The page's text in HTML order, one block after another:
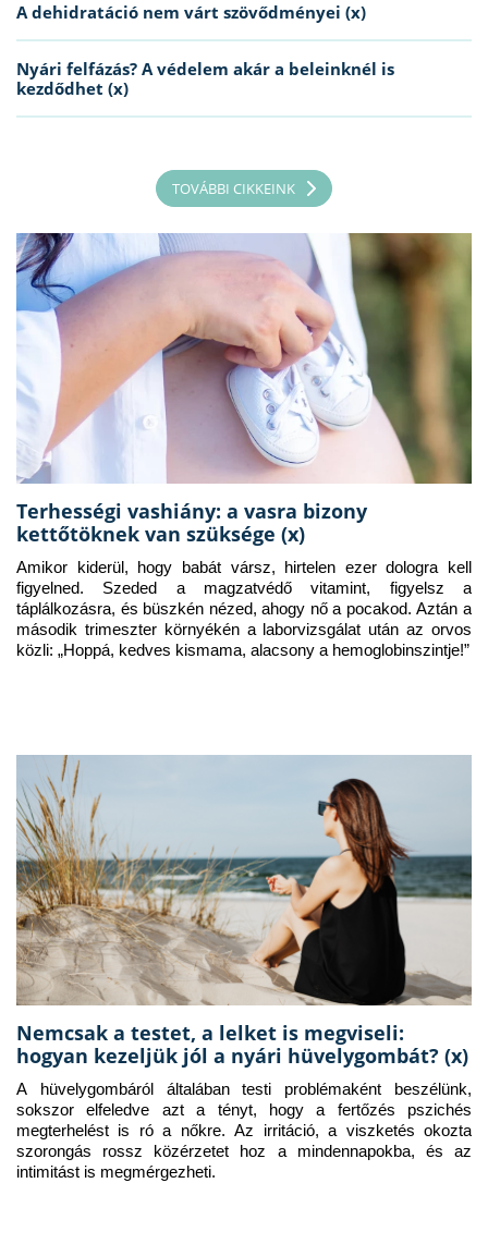
A dehidratáció nem várt szövődményei (x)
Nyári felfázás? A védelem akár a beleinknél is
kezdődhet (x)
TOVÁBBI CIKKEINK
Terhességi vashiány: a vasra bizony
kettőtöknek van szüksége (x)
Amikor kiderül, hogy babát vársz, hirtelen ezer dologra kell
figyelned. Szeded a magzatvédő vitamint, figyelsz a
táplálkozásra, és büszkén nézed, ahogy nő a pocakod. Aztán a
második trimeszter környékén a laborvizsgálat után az orvos
közli: „Hoppá, kedves kismama, alacsony a hemoglobinszintje!”
Nemcsak a testet, a lelket is megviseli:
hogyan kezeljük jól a nyári hüvelygombát? (x)
A hüvelygombáról általában testi problémaként beszélünk,
sokszor elfeledve azt a tényt, hogy a fertőzés pszichés
megterhelést is ró a nőkre. Az irritáció, a viszketés okozta
szorongás rossz közérzetet hoz a mindennapokba, és az
intimitást is megmérgezheti.